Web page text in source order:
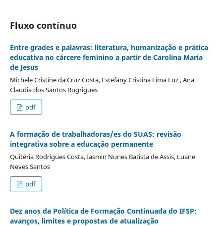
Fluxo contínuo
Entre grades e palavras: literatura, humanização e prática
educativa no cárcere feminino a partir de Carolina Maria
de Jesus
Michele Cristine da Cruz Costa, Estefany Cristina Lima Luz , Ana
Claudia dos Santos Rogrigues
pdf
A formação de trabalhadoras/es do SUAS: revisão
integrativa sobre a educação permanente
Quitéria Rodrigues Costa, Iasmin Nunes Batista de Assis, Luane
Neves Santos
pdf
Dez anos da Política de Formação Continuada do IFSP:
avanços, limites e propostas de atualização